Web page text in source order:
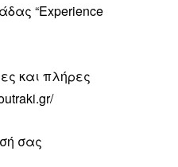
“Experience
και πλήρες
σας